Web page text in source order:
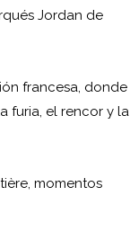
Jordan de
francesa, donde
furia, el rencor y la
momentos